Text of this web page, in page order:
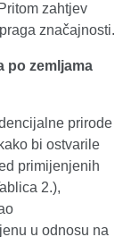
zahtjev
značajnosti.
po zemljama
prirode
bi ostvarile
primijenjenih
2.),
u odnosu na